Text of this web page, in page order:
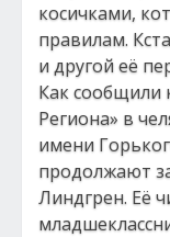
косичками,
правилам.
и другой её
Как сообщили
Региона» в
имени
продолжают
Линдгрен. Её